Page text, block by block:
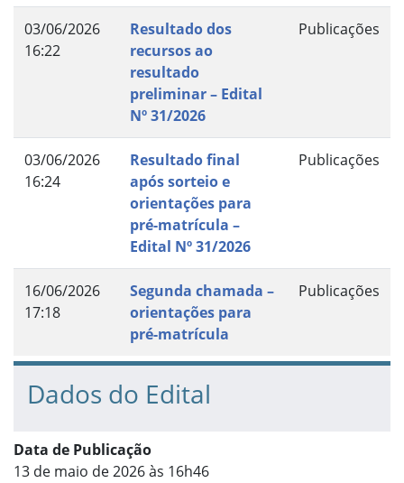
03/06/2026
16:22
Resultado dos
recursos ao
resultado
preliminar – Edital
Nº 31/2026
Publicações
03/06/2026
16:24
Resultado final
após sorteio e
orientações para
pré-matrícula –
Edital Nº 31/2026
Publicações
16/06/2026
17:18
Segunda chamada –
orientações para
pré-matrícula
Publicações
Dados do Edital
Data de Publicação
13 de maio de 2026 às 16h46